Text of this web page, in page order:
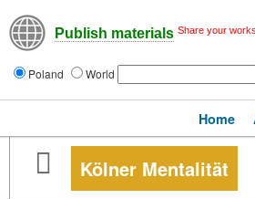
Publish materials Share your
Poland World
Home
Kölner Mentalität